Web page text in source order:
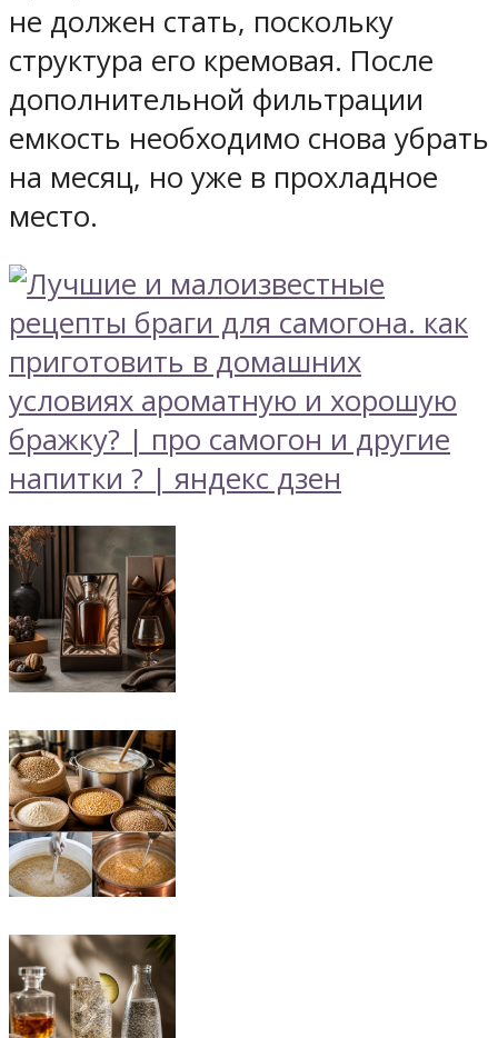
не должен стать, поскольку
структура его кремовая. После
дополнительной фильтрации
емкость необходимо снова убрать
на месяц, но уже в прохладное
место.